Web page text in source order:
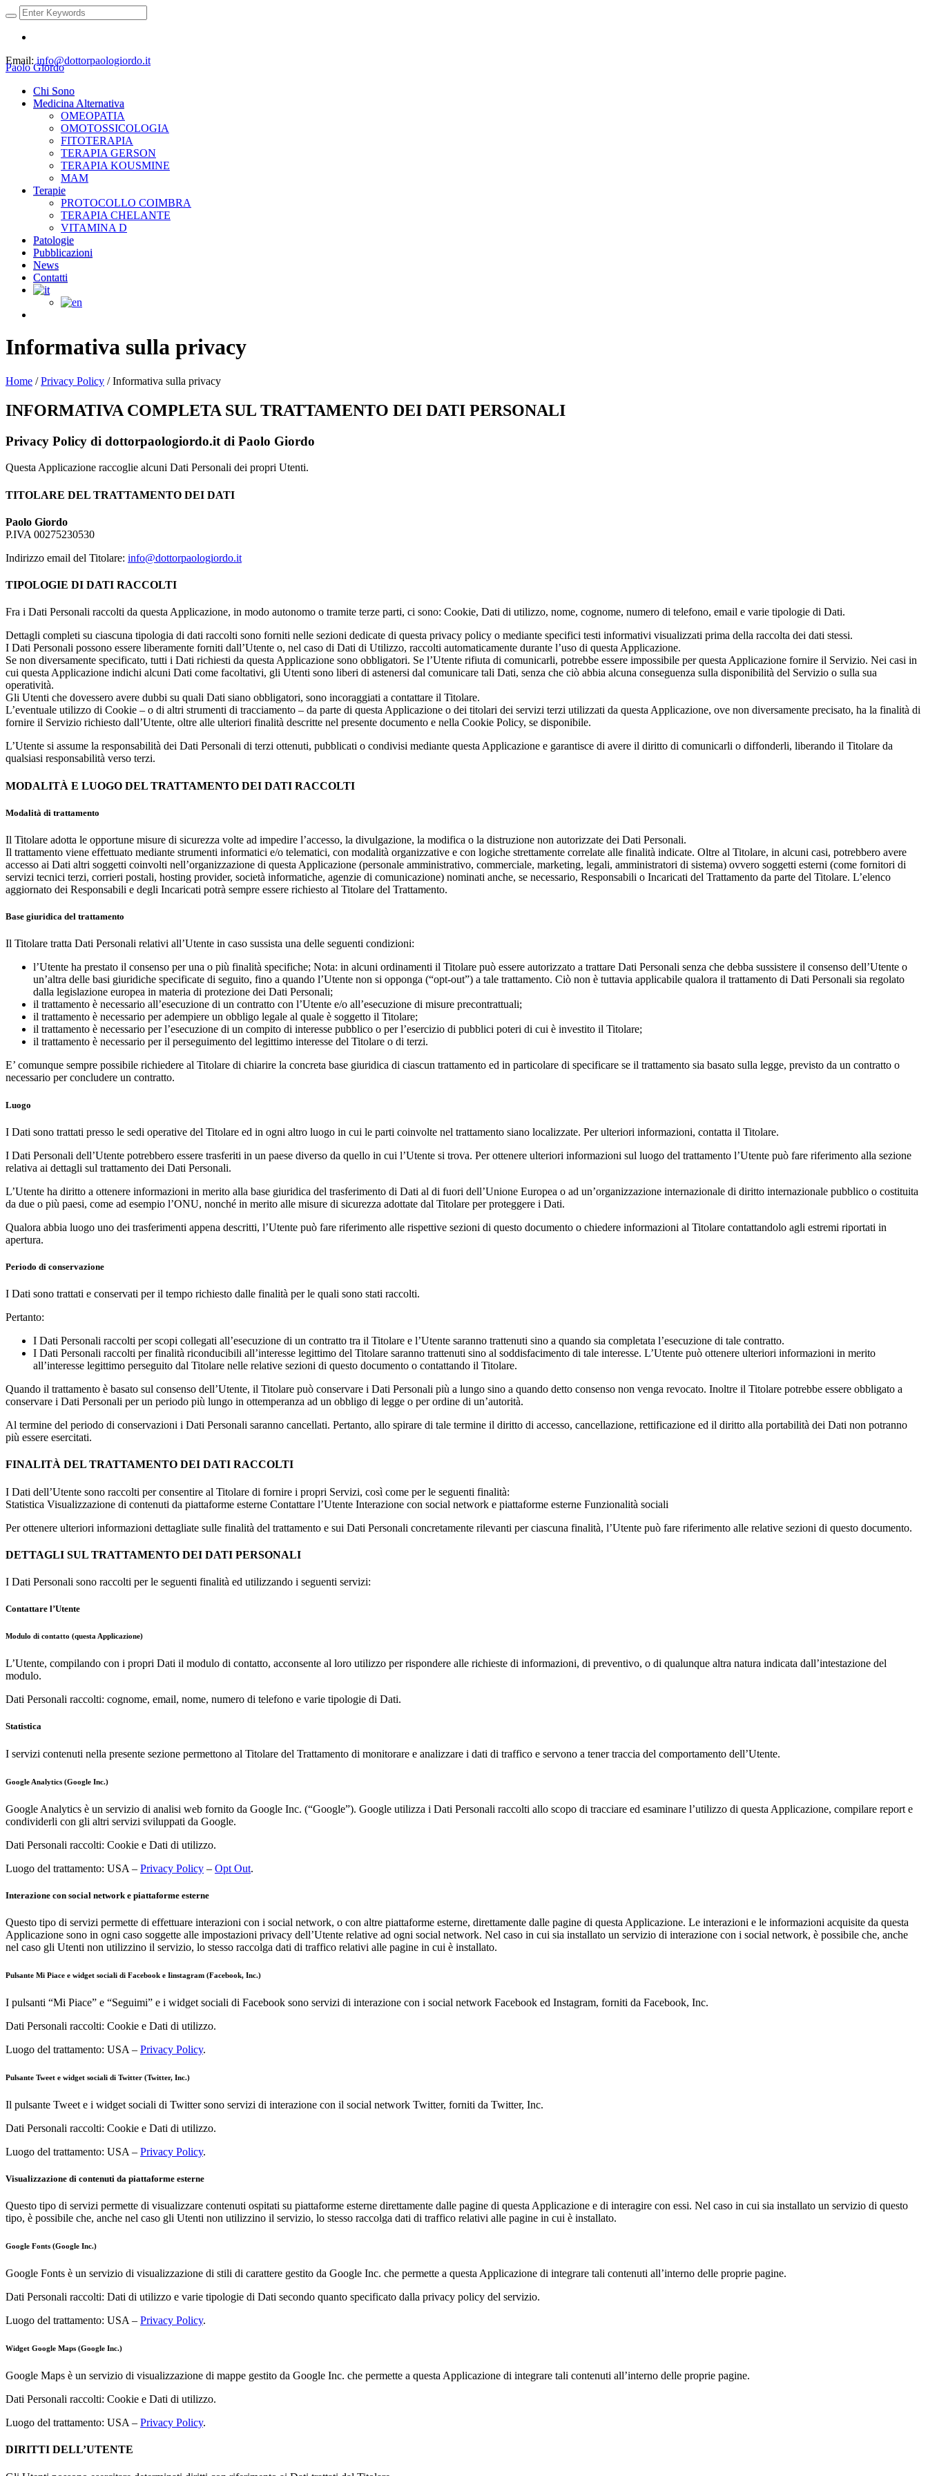
Email: info@dottorpaologiordo.it
Paolo Giordo
Chi Sono
Medicina Alternativa
OMEOPATIA
OMOTOSSICOLOGIA
FITOTERAPIA
TERAPIA GERSON
TERAPIA KOUSMINE
MAM
Terapie
PROTOCOLLO COIMBRA
TERAPIA CHELANTE
VITAMINA D
Patologie
Pubblicazioni
News
Contatti
Informativa sulla privacy
Home /Privacy Policy /Informativa sulla privacy
INFORMATIVA COMPLETA SUL TRATTAMENTO DEI DATI PERSONALI
Privacy Policy di dottorpaologiordo.it di Paolo Giordo
Questa Applicazione raccoglie alcuni Dati Personali dei propri Utenti.
TITOLARE DEL TRATTAMENTO DEI DATI
Paolo Giordo
P.IVA 00275230530
Indirizzo email del Titolare: info@dottorpaologiordo.it
TIPOLOGIE DI DATI RACCOLTI
Fra i Dati Personali raccolti da questa Applicazione, in modo autonomo o tramite terze parti, ci sono: Cookie, Dati di utilizzo, nome, cognome, numero di telefono, email e varie tipologie di Dati.
Dettagli completi su ciascuna tipologia di dati raccolti sono forniti nelle sezioni dedicate di questa privacy policy o mediante specifici testi informativi visualizzati prima della raccolta dei dati stessi.
I Dati Personali possono essere liberamente forniti dall’Utente o, nel caso di Dati di Utilizzo, raccolti automaticamente durante l’uso di questa Applicazione.
Se non diversamente specificato, tutti i Dati richiesti da questa Applicazione sono obbligatori. Se l’Utente rifiuta di comunicarli, potrebbe essere impossibile per questa Applicazione fornire il Servizio. Nei casi in
cui questa Applicazione indichi alcuni Dati come facoltativi, gli Utenti sono liberi di astenersi dal comunicare tali Dati, senza che ciò abbia alcuna conseguenza sulla disponibilità del Servizio o sulla sua
operatività.
Gli Utenti che dovessero avere dubbi su quali Dati siano obbligatori, sono incoraggiati a contattare il Titolare.
L’eventuale utilizzo di Cookie – o di altri strumenti di tracciamento – da parte di questa Applicazione o dei titolari dei servizi terzi utilizzati da questa Applicazione, ove non diversamente precisato, ha la finalità di
fornire il Servizio richiesto dall’Utente, oltre alle ulteriori finalità descritte nel presente documento e nella Cookie Policy, se disponibile.
L’Utente si assume la responsabilità dei Dati Personali di terzi ottenuti, pubblicati o condivisi mediante questa Applicazione e garantisce di avere il diritto di comunicarli o diffonderli, liberando il Titolare da
qualsiasi responsabilità verso terzi.
MODALITÀ E LUOGO DEL TRATTAMENTO DEI DATI RACCOLTI
Modalità di trattamento
Il Titolare adotta le opportune misure di sicurezza volte ad impedire l’accesso, la divulgazione, la modifica o la distruzione non autorizzate dei Dati Personali.
Il trattamento viene effettuato mediante strumenti informatici e/o telematici, con modalità organizzative e con logiche strettamente correlate alle finalità indicate. Oltre al Titolare, in alcuni casi, potrebbero avere
accesso ai Dati altri soggetti coinvolti nell’organizzazione di questa Applicazione (personale amministrativo, commerciale, marketing, legali, amministratori di sistema) ovvero soggetti esterni (come fornitori di
servizi tecnici terzi, corrieri postali, hosting provider, società informatiche, agenzie di comunicazione) nominati anche, se necessario, Responsabili o Incaricati del Trattamento da parte del Titolare. L’elenco
aggiornato dei Responsabili e degli Incaricati potrà sempre essere richiesto al Titolare del Trattamento.
Base giuridica del trattamento
Il Titolare tratta Dati Personali relativi all’Utente in caso sussista una delle seguenti condizioni:
l’Utente ha prestato il consenso per una o più finalità specifiche; Nota: in alcuni ordinamenti il Titolare può essere autorizzato a trattare Dati Personali senza che debba sussistere il consenso dell’Utente o
un’altra delle basi giuridiche specificate di seguito, fino a quando l’Utente non si opponga (“opt-out”) a tale trattamento. Ciò non è tuttavia applicabile qualora il trattamento di Dati Personali sia regolato
dalla legislazione europea in materia di protezione dei Dati Personali;
il trattamento è necessario all’esecuzione di un contratto con l’Utente e/o all’esecuzione di misure precontrattuali;
il trattamento è necessario per adempiere un obbligo legale al quale è soggetto il Titolare;
il trattamento è necessario per l’esecuzione di un compito di interesse pubblico o per l’esercizio di pubblici poteri di cui è investito il Titolare;
il trattamento è necessario per il perseguimento del legittimo interesse del Titolare o di terzi.
E’ comunque sempre possibile richiedere al Titolare di chiarire la concreta base giuridica di ciascun trattamento ed in particolare di specificare se il trattamento sia basato sulla legge, previsto da un contratto o
necessario per concludere un contratto.
Luogo
I Dati sono trattati presso le sedi operative del Titolare ed in ogni altro luogo in cui le parti coinvolte nel trattamento siano localizzate. Per ulteriori informazioni, contatta il Titolare.
I Dati Personali dell’Utente potrebbero essere trasferiti in un paese diverso da quello in cui l’Utente si trova. Per ottenere ulteriori informazioni sul luogo del trattamento l’Utente può fare riferimento alla sezione
relativa ai dettagli sul trattamento dei Dati Personali.
L’Utente ha diritto a ottenere informazioni in merito alla base giuridica del trasferimento di Dati al di fuori dell’Unione Europea o ad un’organizzazione internazionale di diritto internazionale pubblico o costituita
da due o più paesi, come ad esempio l’ONU, nonché in merito alle misure di sicurezza adottate dal Titolare per proteggere i Dati.
Qualora abbia luogo uno dei trasferimenti appena descritti, l’Utente può fare riferimento alle rispettive sezioni di questo documento o chiedere informazioni al Titolare contattandolo agli estremi riportati in
apertura.
Periodo di conservazione
I Dati sono trattati e conservati per il tempo richiesto dalle finalità per le quali sono stati raccolti.
Pertanto:
I Dati Personali raccolti per scopi collegati all’esecuzione di un contratto tra il Titolare e l’Utente saranno trattenuti sino a quando sia completata l’esecuzione di tale contratto.
I Dati Personali raccolti per finalità riconducibili all’interesse legittimo del Titolare saranno trattenuti sino al soddisfacimento di tale interesse. L’Utente può ottenere ulteriori informazioni in merito
all’interesse legittimo perseguito dal Titolare nelle relative sezioni di questo documento o contattando il Titolare.
Quando il trattamento è basato sul consenso dell’Utente, il Titolare può conservare i Dati Personali più a lungo sino a quando detto consenso non venga revocato. Inoltre il Titolare potrebbe essere obbligato a
conservare i Dati Personali per un periodo più lungo in ottemperanza ad un obbligo di legge o per ordine di un’autorità.
Al termine del periodo di conservazioni i Dati Personali saranno cancellati. Pertanto, allo spirare di tale termine il diritto di accesso, cancellazione, rettificazione ed il diritto alla portabilità dei Dati non potranno
più essere esercitati.
FINALITÀ DEL TRATTAMENTO DEI DATI RACCOLTI
I Dati dell’Utente sono raccolti per consentire al Titolare di fornire i propri Servizi, così come per le seguenti finalità:
Statistica Visualizzazione di contenuti da piattaforme esterne Contattare l’Utente Interazione con social network e piattaforme esterne Funzionalità sociali
Per ottenere ulteriori informazioni dettagliate sulle finalità del trattamento e sui Dati Personali concretamente rilevanti per ciascuna finalità, l’Utente può fare riferimento alle relative sezioni di questo documento.
DETTAGLI SUL TRATTAMENTO DEI DATI PERSONALI
I Dati Personali sono raccolti per le seguenti finalità ed utilizzando i seguenti servizi:
Contattare l’Utente
Modulo di contatto (questa Applicazione)
L’Utente, compilando con i propri Dati il modulo di contatto, acconsente al loro utilizzo per rispondere alle richieste di informazioni, di preventivo, o di qualunque altra natura indicata dall’intestazione del
modulo.
Dati Personali raccolti: cognome, email, nome, numero di telefono e varie tipologie di Dati.
Statistica
I servizi contenuti nella presente sezione permettono al Titolare del Trattamento di monitorare e analizzare i dati di traffico e servono a tener traccia del comportamento dell’Utente.
Google Analytics (Google Inc.)
Google Analytics è un servizio di analisi web fornito da Google Inc. (“Google”). Google utilizza i Dati Personali raccolti allo scopo di tracciare ed esaminare l’utilizzo di questa Applicazione, compilare report e
condividerli con gli altri servizi sviluppati da Google.
Dati Personali raccolti: Cookie e Dati di utilizzo.
Luogo del trattamento: USA – Privacy Policy – Opt Out.
Interazione con social network e piattaforme esterne
Questo tipo di servizi permette di effettuare interazioni con i social network, o con altre piattaforme esterne, direttamente dalle pagine di questa Applicazione. Le interazioni e le informazioni acquisite da questa
Applicazione sono in ogni caso soggette alle impostazioni privacy dell’Utente relative ad ogni social network. Nel caso in cui sia installato un servizio di interazione con i social network, è possibile che, anche
nel caso gli Utenti non utilizzino il servizio, lo stesso raccolga dati di traffico relativi alle pagine in cui è installato.
Pulsante Mi Piace e widget sociali di Facebook e Iinstagram (Facebook, Inc.)
I pulsanti “Mi Piace” e “Seguimi” e i widget sociali di Facebook sono servizi di interazione con i social network Facebook ed Instagram, forniti da Facebook, Inc.
Dati Personali raccolti: Cookie e Dati di utilizzo.
Luogo del trattamento: USA – Privacy Policy.
Pulsante Tweet e widget sociali di Twitter (Twitter, Inc.)
Il pulsante Tweet e i widget sociali di Twitter sono servizi di interazione con il social network Twitter, forniti da Twitter, Inc.
Dati Personali raccolti: Cookie e Dati di utilizzo.
Luogo del trattamento: USA – Privacy Policy.
Visualizzazione di contenuti da piattaforme esterne
Questo tipo di servizi permette di visualizzare contenuti ospitati su piattaforme esterne direttamente dalle pagine di questa Applicazione e di interagire con essi. Nel caso in cui sia installato un servizio di questo
tipo, è possibile che, anche nel caso gli Utenti non utilizzino il servizio, lo stesso raccolga dati di traffico relativi alle pagine in cui è installato.
Google Fonts (Google Inc.)
Google Fonts è un servizio di visualizzazione di stili di carattere gestito da Google Inc. che permette a questa Applicazione di integrare tali contenuti all’interno delle proprie pagine.
Dati Personali raccolti: Dati di utilizzo e varie tipologie di Dati secondo quanto specificato dalla privacy policy del servizio.
Luogo del trattamento: USA – Privacy Policy.
Widget Google Maps (Google Inc.)
Google Maps è un servizio di visualizzazione di mappe gestito da Google Inc. che permette a questa Applicazione di integrare tali contenuti all’interno delle proprie pagine.
Dati Personali raccolti: Cookie e Dati di utilizzo.
Luogo del trattamento: USA – Privacy Policy.
DIRITTI DELL’UTENTE